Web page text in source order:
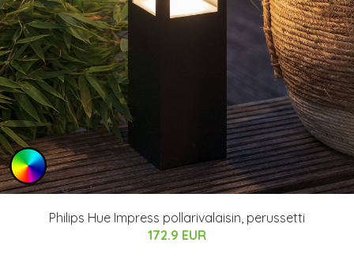
Philips Hue Impress pollarivalaisin, perussetti
172.9 EUR